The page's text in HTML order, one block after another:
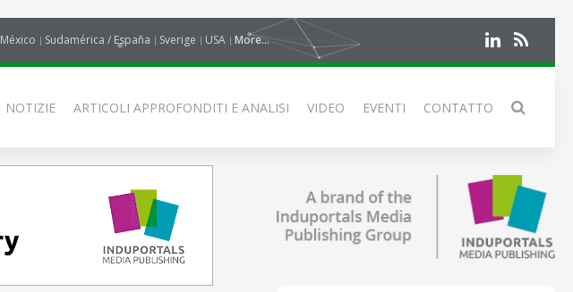
México Sudamérica / España Sverige USA More...
NOTIZIE ARTICOLI APPROFONDITI E ANALISI VIDEO EVENTI CONTATTO